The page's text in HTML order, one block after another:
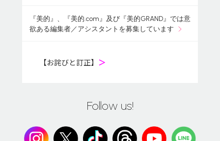
『美的』、『美的.com』及び『美的GRAND』では意
欲ある編集者／アシスタントを募集しています
【お詫びと訂正】 ＞
Follow us!